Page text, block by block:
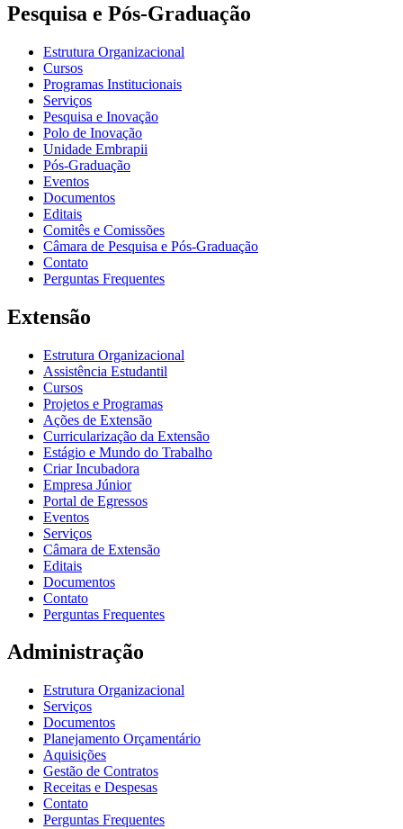
Pesquisa e Pós-Graduação
Estrutura Organizacional
Cursos
Programas Institucionais
Serviços
Pesquisa e Inovação
Polo de Inovação
Unidade Embrapii
Pós-Graduação
Eventos
Documentos
Editais
Comitês e Comissões
Câmara de Pesquisa e Pós-Graduação
Contato
Perguntas Frequentes
Extensão
Estrutura Organizacional
Assistência Estudantil
Cursos
Projetos e Programas
Ações de Extensão
Curricularização da Extensão
Estágio e Mundo do Trabalho
Criar Incubadora
Empresa Júnior
Portal de Egressos
Eventos
Serviços
Câmara de Extensão
Editais
Documentos
Contato
Perguntas Frequentes
Administração
Estrutura Organizacional
Serviços
Documentos
Planejamento Orçamentário
Aquisições
Gestão de Contratos
Receitas e Despesas
Contato
Perguntas Frequentes